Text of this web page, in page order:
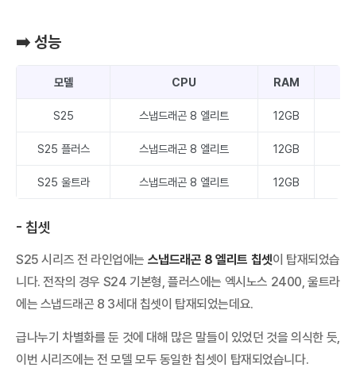
➡️ 성능
모델 CPU RAM
S25 스냅드래곤 8 엘리트 12GB
S25 플러스 스냅드래곤 8 엘리트 12GB
S25 울트라 스냅드래곤 8 엘리트 12GB
- 칩셋
S25 시리즈 전 라인업에는 스냅드래곤 8 엘리트 칩셋이 탑재되었습
니다. 전작의 경우 S24 기본형, 플러스에는 엑시노스 2400, 울트라
에는 스냅드래곤 8 3세대 칩셋이 탑재되었는데요.
급나누기 차별화를 둔 것에 대해 많은 말들이 있었던 것을 의식한 듯,
이번 시리즈에는 전 모델 모두 동일한 칩셋이 탑재되었습니다.